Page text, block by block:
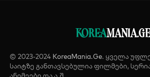
KOREAMANIA.GE
© 2023-2024 KoreaMania.Ge. ყველა
საიტზე განთავსებულია ფილმები,
ანიმეები და ა.შ